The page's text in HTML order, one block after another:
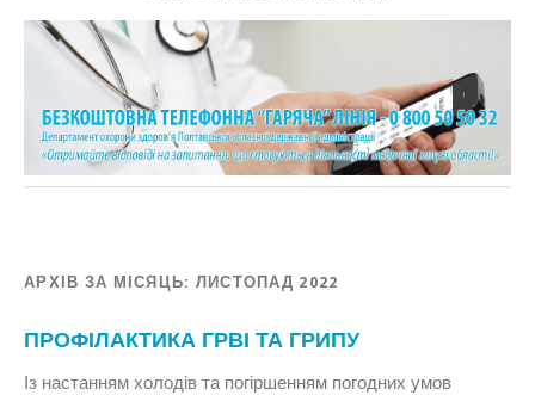
АРХІВ ЗА МІСЯЦЬ: ЛИСТОПАД 2022
ПРОФІЛАКТИКА ГРВІ ТА ГРИПУ
Із настанням холодів та погіршенням погодних умов